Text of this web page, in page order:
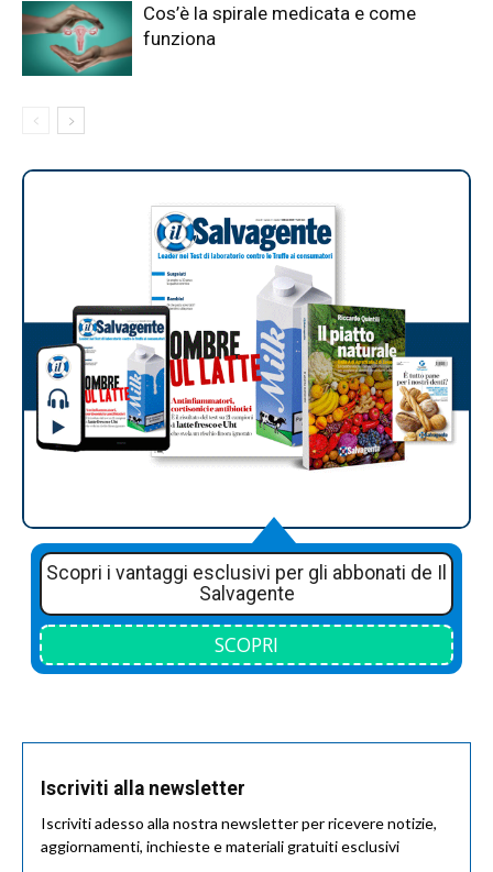
Cos’è la spirale medicata e come
funziona
Scopri i vantaggi esclusivi per gli abbonati de Il
Salvagente
SCOPRI
Iscriviti alla newsletter
Iscriviti adesso alla nostra newsletter per ricevere notizie,
aggiornamenti, inchieste e materiali gratuiti esclusivi